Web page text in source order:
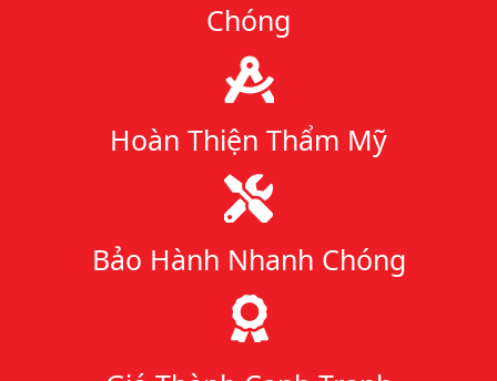
Chóng
Hoàn Thiện Thẩm Mỹ
Bảo Hành Nhanh Chóng